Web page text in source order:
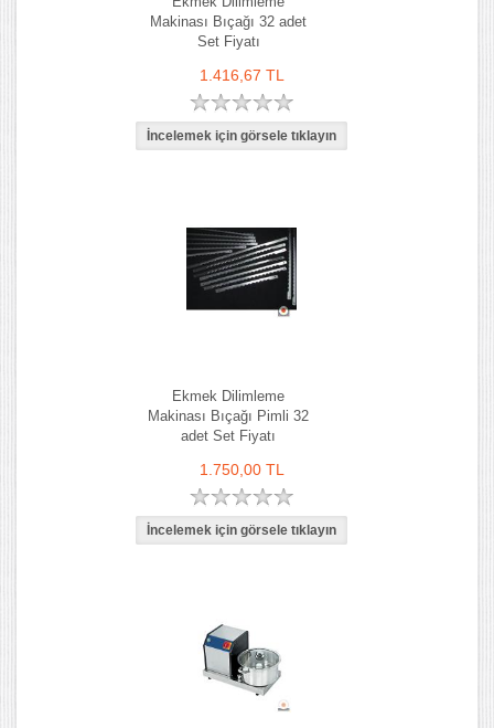
Makinası Bıçağı 32 adet
Set Fiyatı
1.416,67 TL
Ekmek Dilimleme
Makinası Bıçağı Pimli 32
adet Set Fiyatı
1.750,00 TL